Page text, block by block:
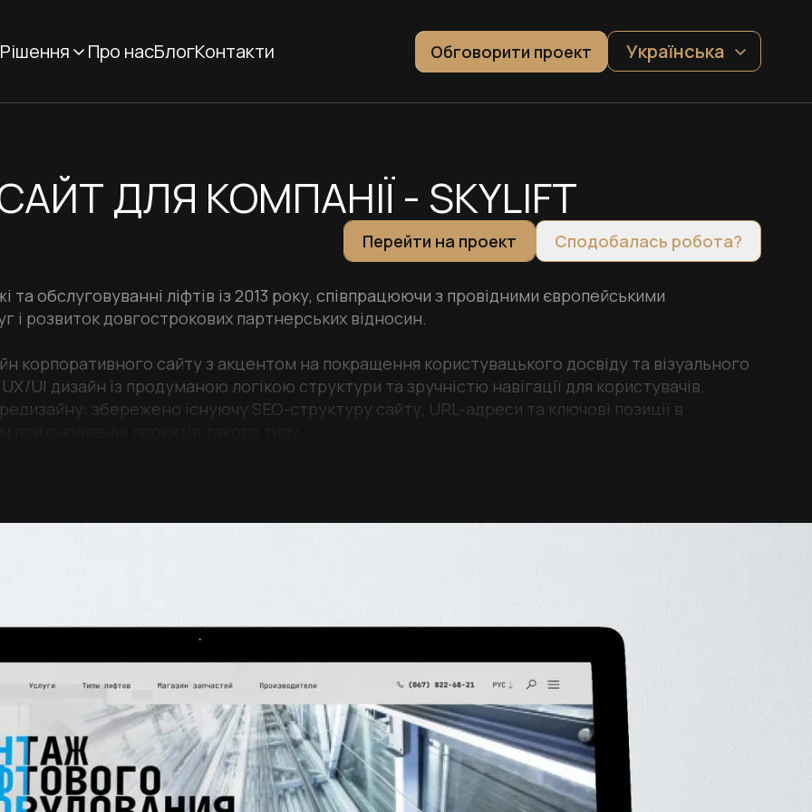
Рішення Про насБлогКонтакти Обговорити проект Українська
ДЛЯ КОМПАНІЇ - SKYLIFT
Перейти на проект
Сподобалась робота?
та обслуговуванні ліфтів із 2013 року, співпрацюючи з провідними європейськими
і розвиток довгострокових партнерських відносин.
корпоративного сайту з акцентом на покращення користувацького досвіду та візуального
UI дизайн із продуманою логікою структури та зручністю навігації для користувачів.
збережено існуючу SEO-структуру сайту, URL-адреси та ключові позиції в
розвитку онлайн-присутності.